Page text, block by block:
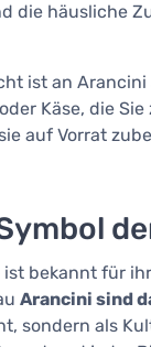
die häusliche
ist an
Käse, die
auf Vorrat
bekannt für
Arancini sind
sondern als